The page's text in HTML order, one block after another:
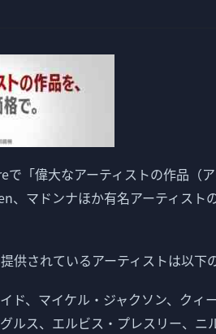
「偉大なアーティストの作品（
、マドンナほか有名アーティスト
供されているアーティストは以下
ド、マイケル・ジャクソン、クィ
ルス、エルビス・プレスリー、ニ